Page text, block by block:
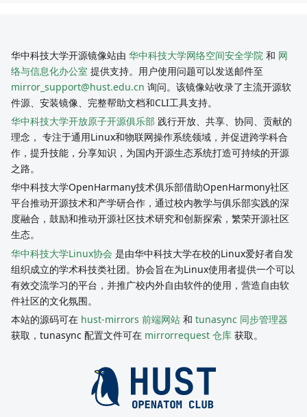
华中科技大学开源镜像站由 华中科技大学网络空间安全学院 和 网
络与信息化办公室 提供支持。用户使用问题可以发送邮件至
mirror_support@hust.edu.cn 询问。该镜像站收录了主流开源软
件源、安装镜像、完整帮助文档和CLI工具支持。
华中科技大学开放原子开源俱乐部 践行开放、共享、协同、贡献的
理念， 专注于通用Linux和物联网操作系统领域，并促进跨学科合
作，提升技能，分享知识，为国内开源生态系统打造可持续的开源
之路。
华中科技大学OpenHarmany技术俱乐部借助OpenHarmony社区
平台推动开源技术和产学研合作，通过校内教学与俱乐部实践的深
度融合，鼓励和推动开源社区技术研究和创新探索，繁荣开源社区
生态。
华中科技大学Linux协会 是由华中科技大学在校的Linux爱好者自发
组织成立的学术科技类社团。协会旨在为Linux使用者提供一个可以
有效交流学习的平台，并推广校内外自由软件的使用，营造自由软
件社区的文化氛围。
本站的源码可在 hust-mirrors 前端网站 和 tunasync 同步管理器
获取，tunasync 配置文件可在 mirrorrequest 仓库 获取。